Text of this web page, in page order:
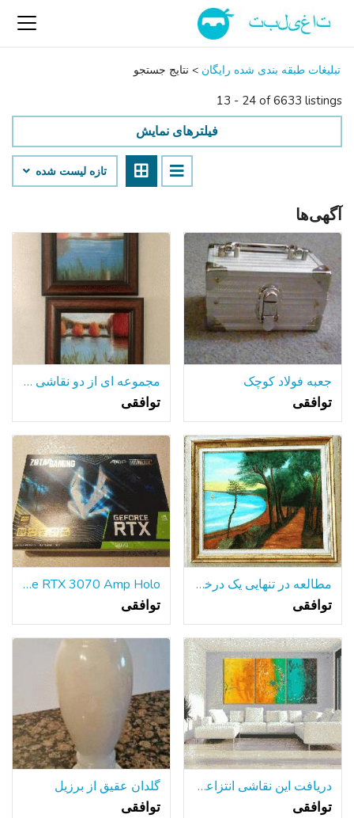
تبلیغات طبقه بندی شده رایگان > نتایج جستجو
13 - 24 of 6633 listings
فیلترهای نمایش
تازه لیست شده
آگهی‌ها
جعبه فولاد کوچک
توافقی
مجموعه ای از دو نقاشی رنگ و روغن قاب
توافقی
مطالعه در تنهایی یک درخت تنها-در میان بسیاری از دریاچه.
توافقی
ZOTAC GAMING GeForce RTX 3070 Amp Holo - جدید در جعبه
توافقی
دریافت این نقاشی انتزاعی مدرن رنگارنگ برای خانه خوب خود را!
توافقی
گلدان عقیق از برزیل
توافقی